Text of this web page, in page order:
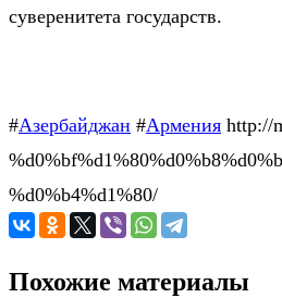
суверенитета государств.
#Азербайджан #Армения http://
%d0%b4%d1%80/
Похожие материалы